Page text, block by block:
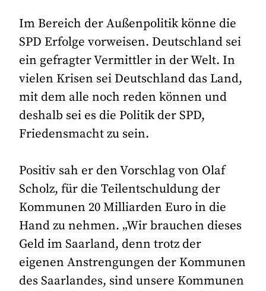
Im Bereich der Außenpolitik könne die
SPD Erfolge vorweisen. Deutschland sei
ein gefragter Vermittler in der Welt. In
vielen Krisen sei Deutschland das Land,
mit dem alle noch reden können und
deshalb sei es die Politik der SPD,
Friedensmacht zu sein.
Positiv sah er den Vorschlag von Olaf
Scholz, für die Teilentschuldung der
Kommunen 20 Milliarden Euro in die
Hand zu nehmen. „Wir brauchen dieses
Geld im Saarland, denn trotz der
eigenen Anstrengungen der Kommunen
des Saarlandes, sind unsere Kommunen